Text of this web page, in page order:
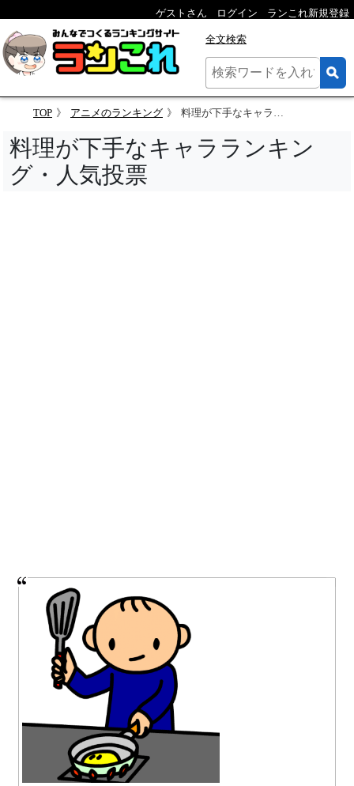
ゲストさん ログイン ランこれ新規登録
全文検索
TOP アニメのランキング 料理が下手なキャラランキング・人気投票
料理が下手なキャラランキン
グ・人気投票